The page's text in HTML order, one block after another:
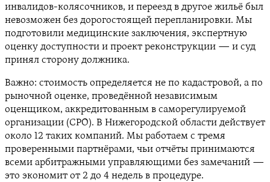
инвалидов-колясочников, и переезд в другое жильё был
невозможен без дорогостоящей перепланировки. Мы
подготовили медицинские заключения, экспертную
оценку доступности и проект реконструкции — и суд
принял сторону должника.
Важно: стоимость определяется не по кадастровой, а по
рыночной оценке, проведённой независимым
оценщиком, аккредитованным в саморегулируемой
организации (СРО). В Нижегородской области действует
около 12 таких компаний. Мы работаем с тремя
проверенными партнёрами, чьи отчёты принимаются
всеми арбитражными управляющими без замечаний —
это экономит от 2 до 4 недель в процедуре.